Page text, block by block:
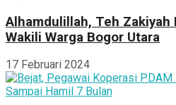
Alhamdulillah, Teh Zakiyah
Wakili Warga Bogor Utara
17 Februari 2024